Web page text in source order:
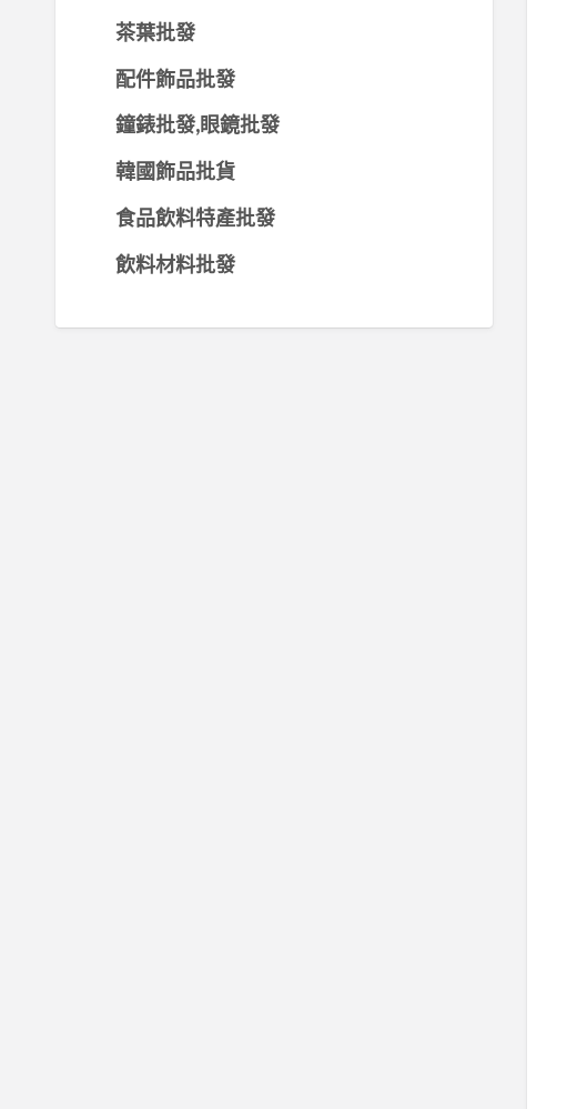
茶葉批發
配件飾品批發
鐘錶批發,眼鏡批發
韓國飾品批貨
食品飲料特產批發
飲料材料批發